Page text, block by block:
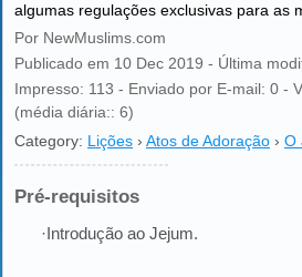
algumas regulações exclusivas para as
Por NewMuslims.com
Publicado em 10 Dec 2019 - Última
Impresso: 113 - Enviado por E-mail: 0 -
(média diária:: 6)
Category: Lições › Atos de Adoração › O
Pré-requisitos
·Introdução ao Jejum.